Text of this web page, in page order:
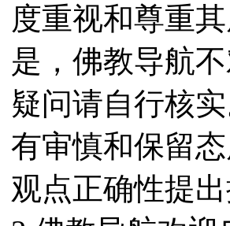
度重视和尊重
是，佛教导航
疑问请自行核
有审慎和保留
观点正确性提出